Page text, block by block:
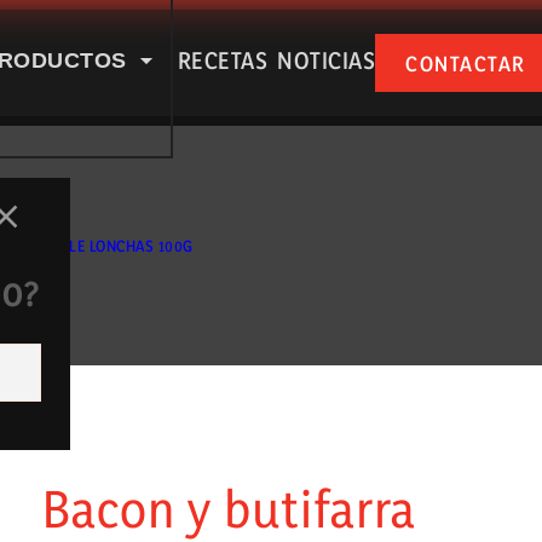
Productos
RECETAS NOTICIAS CONTACTAR
EN NUESTRAS RSS
DOBLE LONCHAS 100G
Bacon y butifarra